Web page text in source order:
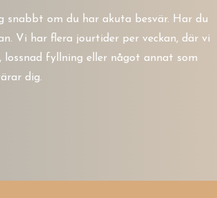
snabbt om du har akuta besvär. Har du
Vi har flera jourtider per veckan, där vi
fyllning eller något annat som
dig.